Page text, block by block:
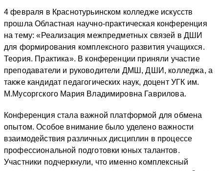
4 февраля в Краснотурьинском колледже искусств
прошла Областная научно-практическая конференция
на тему: «Реализация межпредметных связей в ДШИ
для формирования комплексного развития учащихся.
Теория. Практика». В конференции приняли участие
преподаватели и руководители ДМШ, ДШИ, колледжа, а
также кандидат педагогических наук, доцент УГК им.
М.Мусоргского Мария Владимировна Гаврилова.
Конференция стала важной платформой для обмена
опытом.Особое внимание было уделено важности
взаимодействия различных дисциплин в процессе
профессиональной подготовки юных талантов.
Участники подчеркнули, что именно комплексный